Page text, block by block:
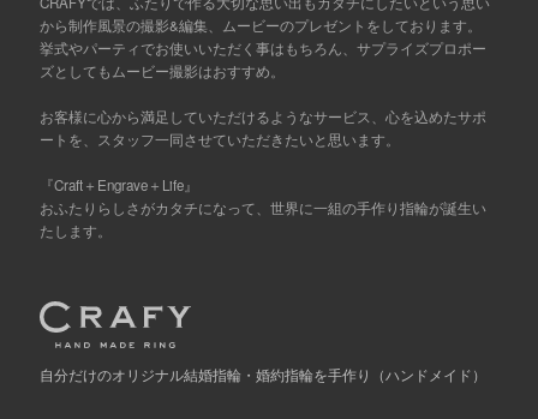
から制作風景の撮影&編集、ムービーのプレゼントをしております。
挙式やパーティでお使いいただく事はもちろん、サプライズプロポー
ズとしてもムービー撮影はおすすめ。
お客様に心から満足していただけるようなサービス、心を込めたサポ
ートを、スタッフ一同させていただきたいと思います。
『Craft＋Engrave＋Life』
おふたりらしさがカタチになって、世界に一組の手作り指輪が誕生い
たします。
自分だけのオリジナル結婚指輪・婚約指輪を手作り （ハンドメイド）